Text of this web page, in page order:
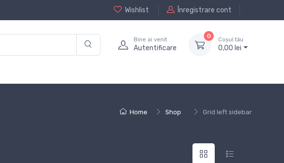
Wishlist Înregistrare cont
Bine ai venit
Autentificare
0
Coșul tău
0,00 lei
Home Shop Grid left sidebar